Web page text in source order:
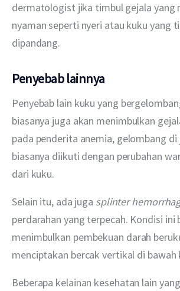
dermatologist jika timbul gejala yang
nyaman seperti nyeri atau kuku yang
dipandang.
Penyebab lainnya
Penyebab lain kuku yang
biasanya juga akan menimbulkan
pada penderita anemia, gelombang
biasanya diikuti dengan perubahan
dari kuku.
Selain itu, ada juga splinter
perdarahan yang terpecah. Kondisi ini
menimbulkan pembekuan darah
menciptakan bercak vertikal di bawah
Beberapa kelainan kesehatan lain